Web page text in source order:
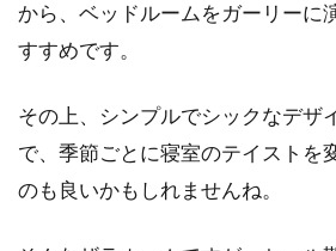
から、ベッドルームをガーリーに
すすめです。
その上、シンプルでシックなデザ
で、季節ごとに寝室のテイストを
のも良いかもしれませんね。